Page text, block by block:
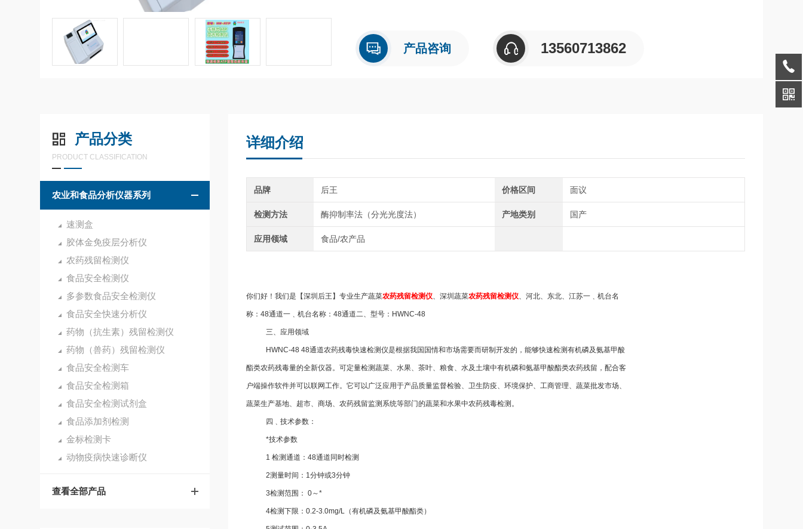
产品咨询 13560713862
产品分类
PRODUCT CLASSIFICATION
农业和食品分析仪器系列
速测盒
胶体金免疫层分析仪
农药残留检测仪
食品安全检测仪
多参数食品安全检测仪
食品安全快速分析仪
药物（抗生素）残留检测仪
药物（兽药）残留检测仪
食品安全检测车
食品安全检测箱
食品安全检测试剂盒
食品添加剂检测
金标检测卡
动物疫病快速诊断仪
查看全部产品
详细介绍
品牌 后王 价格区间 面议
检测方法 酶抑制率法（分光光度法） 产地类别 国产
应用领域 食品/农产品
你们好！我们是【深圳后王】专业生产蔬菜农药残留检测仪、深圳蔬菜农药残留检测仪、河北、东北、江苏一﹑机台名
称：48通道一﹑机台名称：48通道二、型号：HWNC-48
三、应用领域
HWNC-48 48通道农药残毒快速检测仪是根据我国国情和市场需要而研制开发的，能够快速检测有机磷及氨基甲酸
酯类农药残毒量的全新仪器。可定量检测蔬菜、水果、茶叶、粮食、水及土壤中有机磷和氨基甲酸酯类农药残留，配合客
户端操作软件并可以联网工作。它可以广泛应用于产品质量监督检验、卫生防疫、环境保护、工商管理、蔬菜批发市场、
蔬菜生产基地、超市、商场、农药残留监测系统等部门的蔬菜和水果中农药残毒检测。
四﹑技术参数：
*技术参数
1 检测通道：48通道同时检测
2测量时间：1分钟或3分钟
3检测范围： 0～*
4检测下限：0.2-3.0mg/L（有机磷及氨基甲酸酯类）